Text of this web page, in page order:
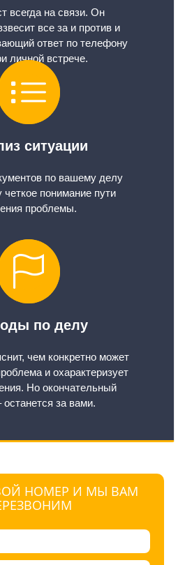
всегда на связи. Он
все за и против и
ответ по телефону
личной встрече.
ситуации
по вашему делу
четкое понимание пути
проблемы.
по делу
чем конкретно может
и охарактеризует
Но окончательный
за вами.
НОМЕР И МЫ ВАМ